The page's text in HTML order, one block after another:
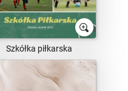
Szkółka piłkarska